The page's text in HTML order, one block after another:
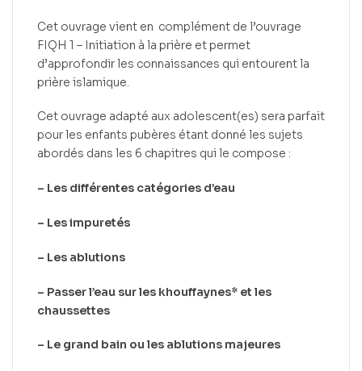
Cet ouvrage vient en complément de l’ouvrage
FIQH 1 – Initiation à la prière et permet
d’approfondir les connaissances qui entourent la
prière islamique.
Cet ouvrage adapté aux adolescent(es) sera parfait
pour les enfants pubères étant donné les sujets
abordés dans les 6 chapitres qui le compose :
– Les différentes catégories d’eau
– Les impuretés
– Les ablutions
– Passer l’eau sur les khouffaynes* et les
chaussettes
– Le grand bain ou les ablutions majeures